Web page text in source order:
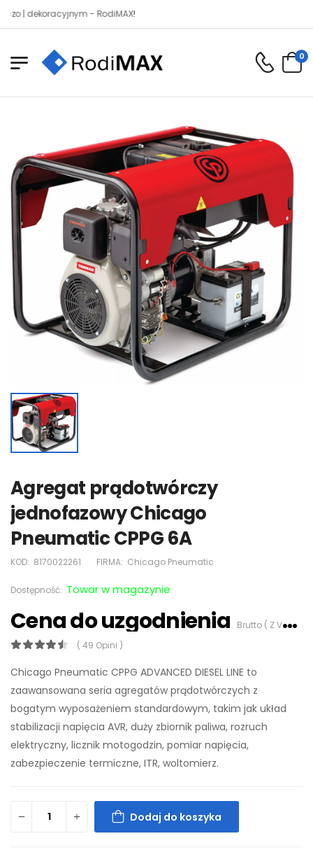
- RodiMAX!
0
Agregat prądotwórczy
jednofazowy Chicago
Pneumatic CPPG 6A
KOD: 8170022261 FIRMA: Chicago Pneumatic
Dostępność: Towar w magazynie
Cena do uzgodnienia Brutto ( Z VAT 23%)
( 49 Opini )
Chicago Pneumatic CPPG ADVANCED DIESEL LINE to
zaawansowana seria agregatów prądotwórczych z
bogatym wyposażeniem standardowym, takim jak układ
stabilizacji napięcia AVR, duży zbiornik paliwa, rozruch
elektryczny, licznik motogodzin, pomiar napięcia,
zabezpieczenie termiczne, ITR, woltomierz.
Dodaj do koszyka